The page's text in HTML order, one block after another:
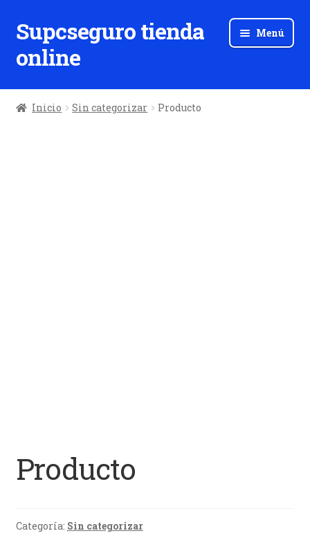
Ir
a
la
Ir
al
contenido
Supcseguro tienda
online
Menú
Inicio Sin categorizar Producto
Producto
Categoría: Sin categorizar